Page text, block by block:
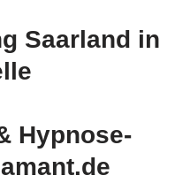
Saarland in
Hypnose-